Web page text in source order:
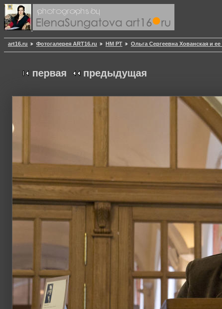
art16.ru Фотогалерея ART16.ru НМ РТ Ольга Сергеевна Хованская и
первая предыдущая